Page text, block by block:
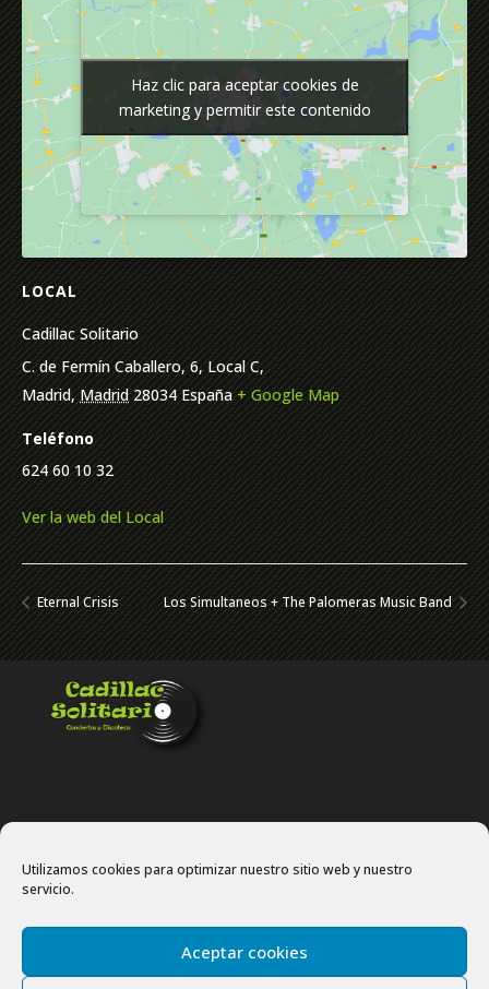
Utilizamos cookies para optimizar nuestro sitio web y nuestro
servicio.
Aceptar cookies
LOCAL
Cadillac Solitario
C. de Fermín Caballero, 6, Local C,
Madrid, Madrid 28034 España + Google Map
Teléfono
624 60 10 32
Ver la web del Local
Haz clic para aceptar cookies de
marketing y permitir este contenido
Haz clic para aceptar cookies de
marketing y permitir este contenido
Eternal Crisis Los Simultaneos + The Palomeras Music Band
Site map